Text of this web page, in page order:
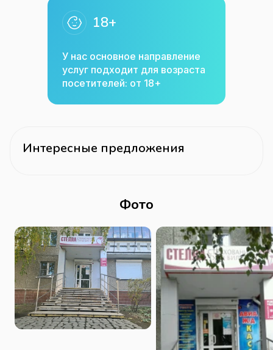
18+
У нас основное направление
услуг подходит для возраста
посетителей: от 18+
Интересные предложения
Фото